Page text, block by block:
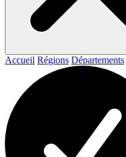
Accueil Régions Départements